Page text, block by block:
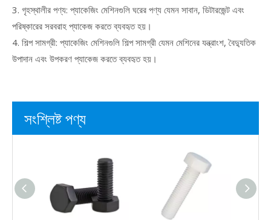
3. গৃহস্থালীর পণ্য: প্যাকেজিং মেশিনগুলি ঘরের পণ্য যেমন সাবান, ডিটারজেন্ট এবং
পরিষ্কারের সরবরাহ প্যাকেজ করতে ব্যবহৃত হয়।
4. শিল্প সামগ্রী: প্যাকেজিং মেশিনগুলি শিল্প সামগ্রী যেমন মেশিনের যন্ত্রাংশ, বৈদ্যুতিক
উপাদান এবং উপকরণ প্যাকেজ করতে ব্যবহৃত হয়।
সংশ্লিষ্ট পণ্য